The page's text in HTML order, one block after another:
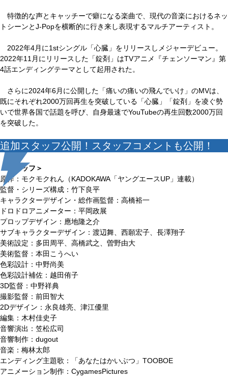
特徴的な声とキャッチーで癖になる楽曲で、現代の音楽におけるネッ
トシーンとJ-Popを横断的に行き来し表現するマルチアーティスト。
2022年4月に1stシングル「心臓」をリリースしメジャーデビュー。
2022年11月にリリースした「錠剤」はTVアニメ『チェンソーマン』第
4話エンディングテーマとして起用された。
さらに2024年6月に公開した「痛いの痛いの飛んでいけ」のMVは、
既にそれぞれ2000万回再生を突破している「心臓」「錠剤」を凌ぐ勢
いで世界各国で話題を呼び、自身最速でYouTubeの再生回数2000万回
を突破した。
追加スタッフ公開！スタッフコメントも公開！
＜スタッフ＞
原作：モクモクれん（KADOKAWA「ヤングエースUP」連載）
監督・シリーズ構成：竹下良平
キャラクターデザイン・総作画監督：高橋裕一
ドロドロアニメーター：平岡政展
プロップデザイン：應地隆之介
サブキャラクターデザイン：渡辺舞、西願宏子、長澤翔子
美術設定：多田周平、高橋武之、曽野由大
美術監督：本田こうへい
色彩設計：中野尚美
色彩設計補佐：越田侑子
3D監督：中野祥典
撮影監督：前田智大
2Dデザイン：永良雄亮、津江優里
編集：木村佳史子
音響演出：笠松広司
音響制作：dugout
音楽：梅林太郎
エンディング主題歌：「あなたはかいぶつ」TOOBOE
アニメーション制作：CygamesPictures